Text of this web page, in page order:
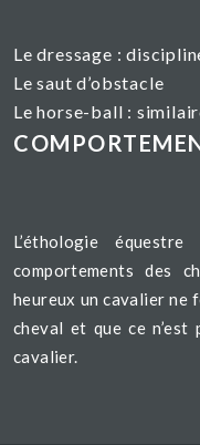
Le dressage :
Le saut d’obstacle
Le horse-ball :
L’éthologie
comportements des
heureux un cavalier ne
cheval et que ce n’est
cavalier.